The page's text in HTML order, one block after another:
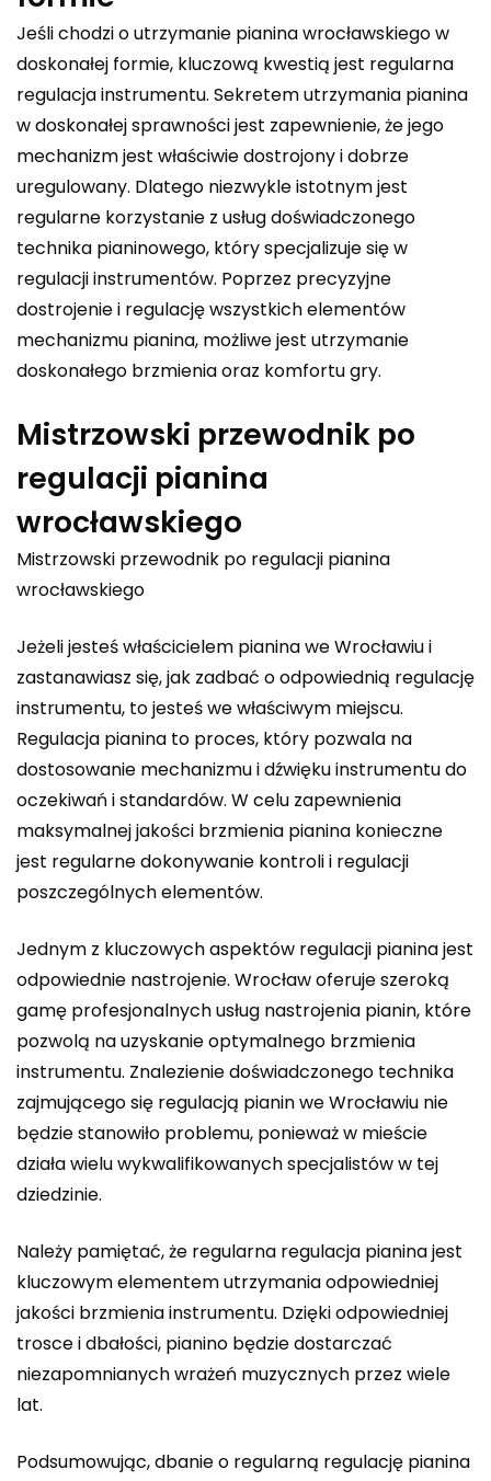
Jeśli chodzi o utrzymanie pianina wrocławskiego w
doskonałej formie, kluczową kwestią jest regularna
regulacja instrumentu. Sekretem utrzymania pianina
w doskonałej sprawności jest zapewnienie, że jego
mechanizm jest właściwie dostrojony i dobrze
uregulowany. Dlatego niezwykle istotnym jest
regularne korzystanie z usług doświadczonego
technika pianinowego, który specjalizuje się w
regulacji instrumentów. Poprzez precyzyjne
dostrojenie i regulację wszystkich elementów
mechanizmu pianina, możliwe jest utrzymanie
doskonałego brzmienia oraz komfortu gry.
Mistrzowski przewodnik po
regulacji pianina
wrocławskiego
Mistrzowski przewodnik po regulacji pianina
wrocławskiego
Jeżeli jesteś właścicielem pianina we Wrocławiu i
zastanawiasz się, jak zadbać o odpowiednią regulację
instrumentu, to jesteś we właściwym miejscu.
Regulacja pianina to proces, który pozwala na
dostosowanie mechanizmu i dźwięku instrumentu do
oczekiwań i standardów. W celu zapewnienia
maksymalnej jakości brzmienia pianina konieczne
jest regularne dokonywanie kontroli i regulacji
poszczególnych elementów.
Jednym z kluczowych aspektów regulacji pianina jest
odpowiednie nastrojenie. Wrocław oferuje szeroką
gamę profesjonalnych usług nastrojenia pianin, które
pozwolą na uzyskanie optymalnego brzmienia
instrumentu. Znalezienie doświadczonego technika
zajmującego się regulacją pianin we Wrocławiu nie
będzie stanowiło problemu, ponieważ w mieście
działa wielu wykwalifikowanych specjalistów w tej
dziedzinie.
Należy pamiętać, że regularna regulacja pianina jest
kluczowym elementem utrzymania odpowiedniej
jakości brzmienia instrumentu. Dzięki odpowiedniej
trosce i dbałości, pianino będzie dostarczać
niezapomnianych wrażeń muzycznych przez wiele
lat.
Podsumowując, dbanie o regularną regulację pianina